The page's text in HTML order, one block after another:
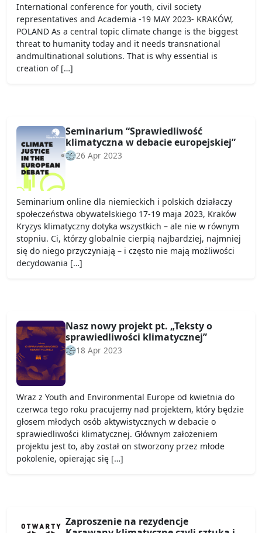
International conference for youth, civil society
representatives and Academia -19 MAY 2023- KRAKÓW,
POLAND As a central topic climate change is the biggest
threat to humanity today and it needs transnational
andmultinational solutions. That is why essential is
creation of […]
Seminarium “Sprawiedliwość
klimatyczna w debacie europejskiej”
26 Apr 2023
Seminarium online dla niemieckich i polskich działaczy
społeczeństwa obywatelskiego 17-19 maja 2023, Kraków
Kryzys klimatyczny dotyka wszystkich – ale nie w równym
stopniu. Ci, którzy globalnie cierpią najbardziej, najmniej
się do niego przyczyniają – i często nie mają możliwości
decydowania […]
Nasz nowy projekt pt. „Teksty o
sprawiedliwości klimatycznej”
18 Apr 2023
Wraz z Youth and Environmental Europe od kwietnia do
czerwca tego roku pracujemy nad projektem, który będzie
głosem młodych osób aktywistycznych w debacie o
sprawiedliwości klimatycznej. Głównym założeniem
projektu jest to, aby został on stworzony przez młode
pokolenie, opierając się […]
Zaproszenie na rezydencje